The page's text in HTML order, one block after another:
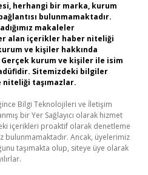
herhangi bir marka, kurum
bulunmamaktadır.
makaleler
alan içerikler haber niteliği
ve kişiler hakkında
Gerçek kurum ve kişiler ile isim
Sitemizdeki bilgiler
taşımazlar.
Bilgi Teknolojileri ve İletişim
bir Yer Sağlayıcı olarak hizmet
içerikleri proaktif olarak denetleme
bulunmamaktadır. Ancak, üyelerimiz
taşımakta olup, siteye üye olarak